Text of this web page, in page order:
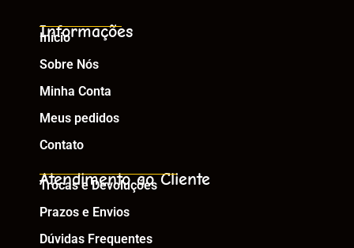
Informações
Início
Sobre Nós
Minha Conta
Meus pedidos
Contato
Atendimento ao Cliente
Trocas e Devoluções
Prazos e Envios
Dúvidas Frequentes